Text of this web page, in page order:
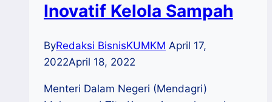
Inovatif Kelola Sampah
ByRedaksi BisnisKUMKM April 17,
2022April 18, 2022
Menteri Dalam Negeri (Mendagri)